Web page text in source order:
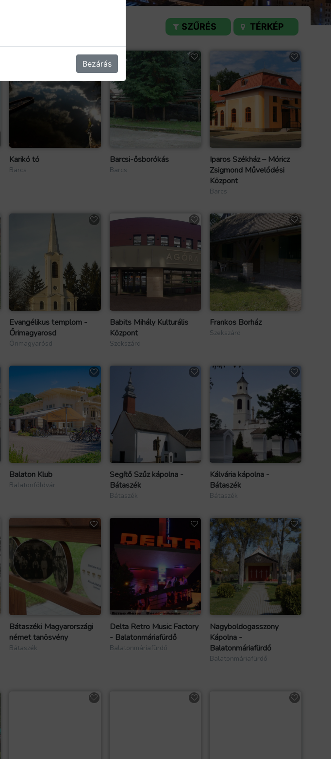
Bezárás
SZŰRÉS TÉRKÉP
Karikó tó
Barcs
Barcsi-ősborókás
Barcs
Iparos Székház – Móricz
Zsigmond Művelődési
Központ
Barcs
Evangélikus templom -
Őrimagyarosd
Őrimagyarósd
Babits Mihály Kulturális
Központ
Szekszárd
Frankos Borház
Szekszárd
Balaton Klub
Balatonföldvár
Segítő Szűz kápolna -
Bátaszék
Bátaszék
Kálvária kápolna -
Bátaszék
Bátaszék
Bátaszéki Magyarországi
német tanösvény​
Bátaszék
Delta Retro Music Factory
- Balatonmáriafürdő
Balatonmáriafürdő
Nagyboldogasszony
Kápolna -
Balatonmáriafürdő
Balatonmáriafürdő